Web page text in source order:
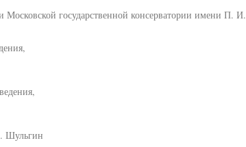
Московской государственной консерватории имени П. И.
Шульгин